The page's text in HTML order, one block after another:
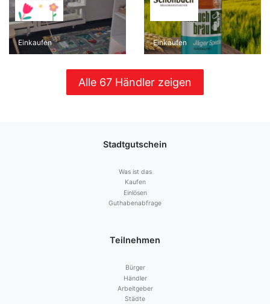
Einkaufen Einkaufen
Alle 67 Händler zeigen
Stadtgutschein
Was ist das
Kaufen
Einlösen
Guthabenabfrage
Teilnehmen
Bürger
Händler
Arbeitgeber
Städte